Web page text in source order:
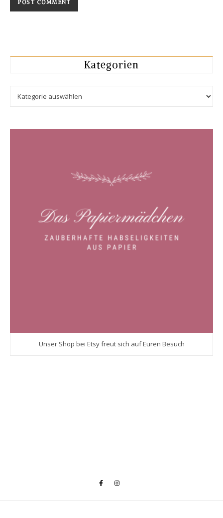
Kategorien
Unser Shop bei Etsy freut sich auf Euren Besuch